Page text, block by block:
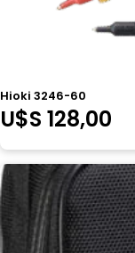
Hioki 3246-60
U$S 128,00